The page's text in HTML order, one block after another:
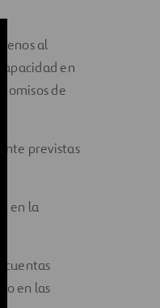
al
en
de
previstas
en la
cuentas
en las